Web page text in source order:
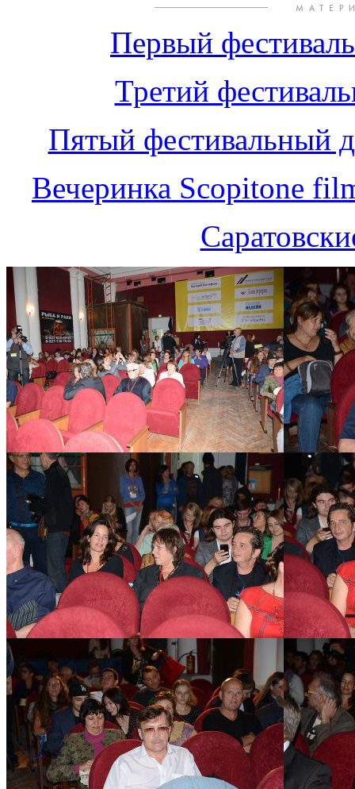
Первый
Третий
Пятый фестивальный
Вечеринка Sсopitone